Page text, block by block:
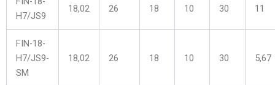
H7/JS9
18,02 26 18 10 30 11
FIN-18-
H7/JS9-
SM
18,02 26 18 10 30 5,67